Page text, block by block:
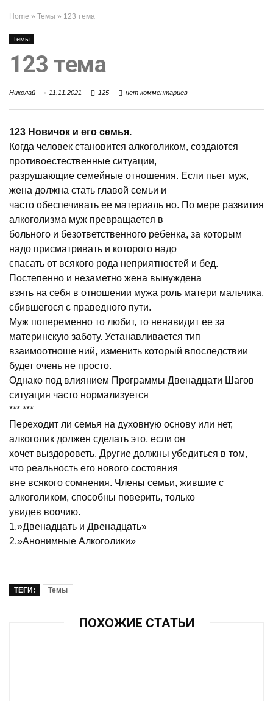
Home » Темы » 123 тема
Темы
123 тема
Николай 11.11.2021 125 нет комментариев
123 Новичок и его семья.
Когда человек становится алкоголиком, создаются
противоестественные ситуации,
разрушающие семейные отношения. Если пьет муж,
жена должна стать главой семьи и
часто обеспечивать ее материаль но. По мере развития
алкоголизма муж превращается в
больного и безответственного ребенка, за которым
надо присматривать и которого надо
спасать от всякого рода неприятностей и бед.
Постепенно и незаметно жена вынуждена
взять на себя в отношении мужа роль матери мальчика,
сбившегося с праведного пути.
Муж попеременно то любит, то ненавидит ее за
материнскую заботу. Устанавливается тип
взаимоотноше ний, изменить который впоследствии
будет очень не просто.
Однако под влиянием Программы Двенадцати Шагов
ситуация часто нормализуется
*** ***
Переходит ли семья на духовную основу или нет,
алкоголик должен сделать это, если он
хочет выздороветь. Другие должны убедиться в том,
что реальность его нового состояния
вне всякого сомнения. Члены семьи, жившие с
алкоголиком, способны поверить, только
увидев воочию.
1.»Двенадцать и Двенадцать»
2.»Анонимные Алкоголики»
ТЕГИ: Темы
ПОХОЖИЕ СТАТЬИ